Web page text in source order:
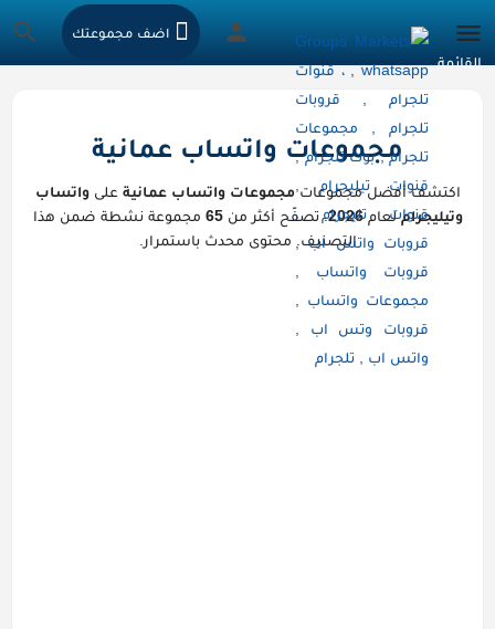
اضف مجموعتك
مجموعات واتساب عمانية
اكتشف أفضل مجموعاتمجموعات واتساب عمانية علىواتساب
وتيليجراملعام2026. تصفّح أكثر من65 مجموعة نشطة ضمن هذا
التصنيف. محتوى محدث باستمرار.